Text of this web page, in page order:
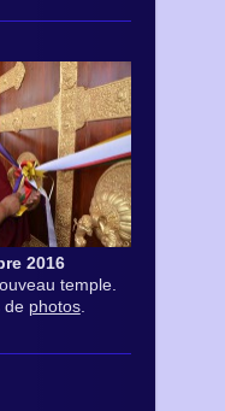
2016
temple.
de photos.